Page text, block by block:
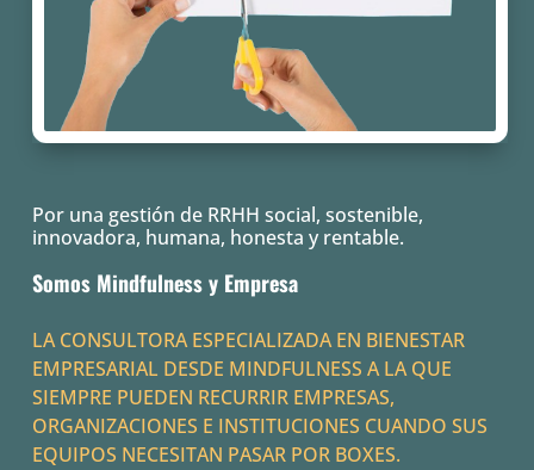
Por una gestión de RRHH social, sostenible,
innovadora, humana, honesta y rentable.
Somos Mindfulness y Empresa
LA CONSULTORA ESPECIALIZADA EN BIENESTAR
EMPRESARIAL DESDE MINDFULNESS A LA QUE
SIEMPRE PUEDEN RECURRIR EMPRESAS,
ORGANIZACIONES E INSTITUCIONES CUANDO SUS
EQUIPOS NECESITAN PASAR POR BOXES.